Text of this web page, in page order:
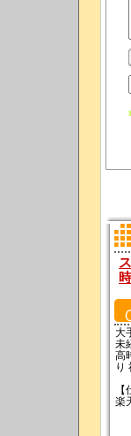
大
未
高
り
楽